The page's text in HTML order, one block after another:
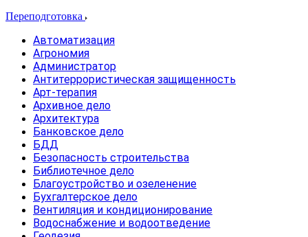
Переподготовка
Автоматизация
Агрономия
Администратор
Антитеррористическая защищенность
Арт-терапия
Архивное дело
Архитектура
Банковское дело
БДД
Безопасность строительства
Библиотечное дело
Благоустройство и озеленение
Бухгалтерское дело
Вентиляция и кондиционирование
Водоснабжение и водоотведение